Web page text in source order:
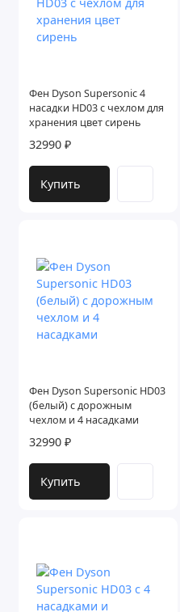
Фен Dyson Supersonic 4
насадки HD03 с чехлом для
хранения цвет сирень
32990 ₽
Купить
Фен Dyson Supersonic HD03
(белый) с дорожным
чехлом и 4 насадками
32990 ₽
Купить